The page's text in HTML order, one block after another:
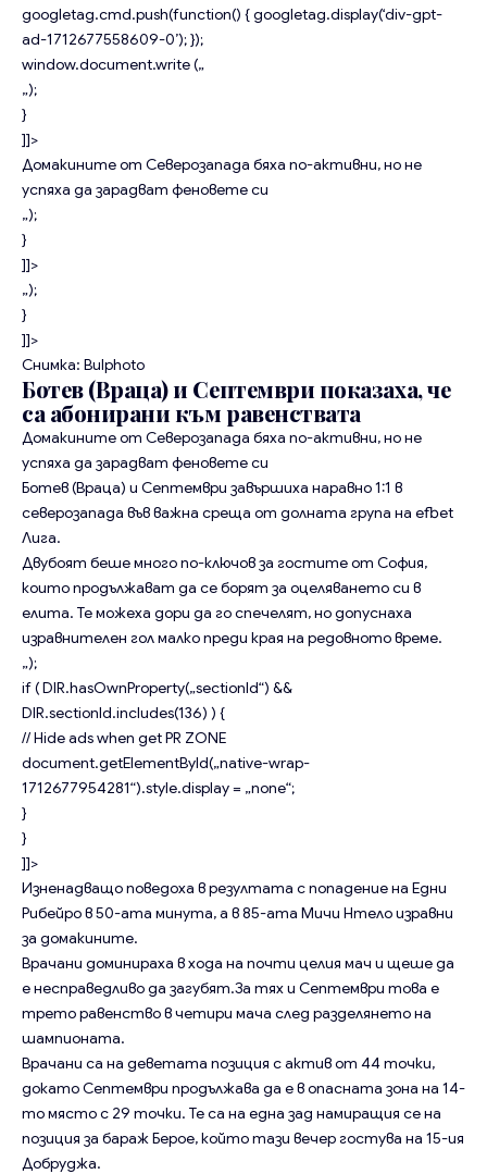
googletag.cmd.push(function() { googletag.display(‘div-gpt-
ad-1712677558609-0’); });
window.document.write („
„);
}
]]>
Домакините от Северозапада бяха по-активни, но не
успяха да зарадват феновете си
„);
}
]]>
„);
}
]]>
Снимка: Bulphoto
Ботев (Враца) и Септември показаха, че
са абонирани към равенствата
Домакините от Северозапада бяха по-активни, но не
успяха да зарадват феновете си
Ботев (Враца) и Септември завършиха наравно 1:1 в
северозапада във важна среща от долната група на efbet
Лига.
Двубоят беше много по-ключов за гостите от София,
които продължават да се борят за оцеляването си в
елита. Те можеха дори да го спечелят, но допуснаха
изравнителен гол малко преди края на редовното време.
„);
if ( DIR.hasOwnProperty(„sectionId“) &&
DIR.sectionId.includes(136) ) {
// Hide ads when get PR ZONE
document.getElementById(„native-wrap-
1712677954281“).style.display = „none“;
}
}
]]>
Изненадващо поведоха в резултата с попадение на Едни
Рибейро в 50-ата минута, а в 85-ата Мичи Нтело изравни
за домакините.
Врачани доминираха в хода на почти целия мач и щеше да
е несправедливо да загубят.За тях и Септември това е
трето равенство в четири мача след разделянето на
шампионата.
Врачани са на деветата позиция с актив от 44 точки,
докато Септември продължава да е в опасната зона на 14-
то място с 29 точки. Те са на една зад намиращия се на
позиция за бараж Берое, който тази вечер гостува на 15-ия
Добруджа.